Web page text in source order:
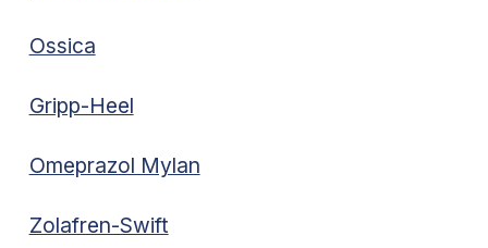
Ossica
Gripp-Heel
Omeprazol Mylan
Zolafren-Swift